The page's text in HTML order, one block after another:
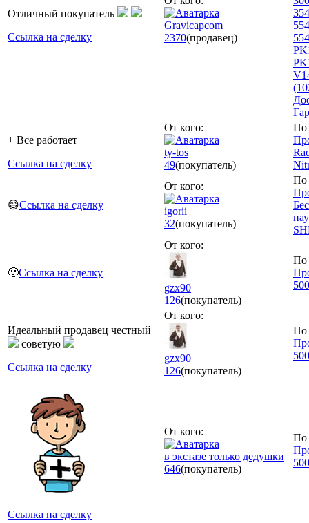
Отличный покупатель
Ссылка на сделку
Gravicapcom
2370(продавец)
+ Все работает
Ссылка на сделку
От кого:
ty-tos
49(покупатель)
По
😄Ссылка на сделку
От кого:
igorii
32(покупатель)
По
🙂Ссылка на сделку
От кого:
gzx90
126(покупатель)
По
Идеальный продавец честный
советую
Ссылка на сделку
От кого:
gzx90
126(покупатель)
По
Ссылка на сделку
От кого:
в экстазе только дедушки
646(покупатель)
По